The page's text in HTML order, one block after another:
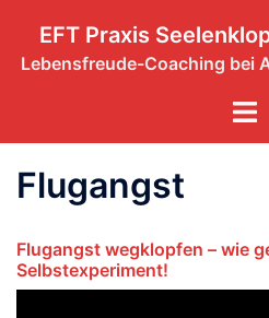
Inhalt
springen
EFT Praxis
Lebensfreude-Coaching bei
Menü
Flugangst
Flugangst wegklopfen – wie
Selbstexperiment!